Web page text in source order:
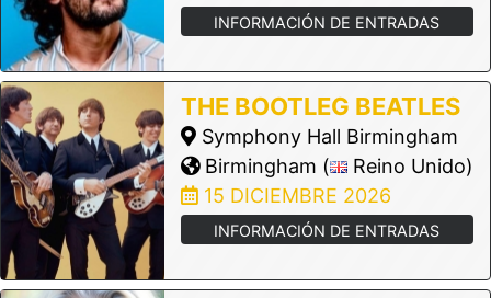
INFORMACIÓN DE ENTRADAS
THE BOOTLEG BEATLES
Symphony Hall Birmingham
Birmingham (
Reino Unido)
15 DICIEMBRE 2026
INFORMACIÓN DE ENTRADAS